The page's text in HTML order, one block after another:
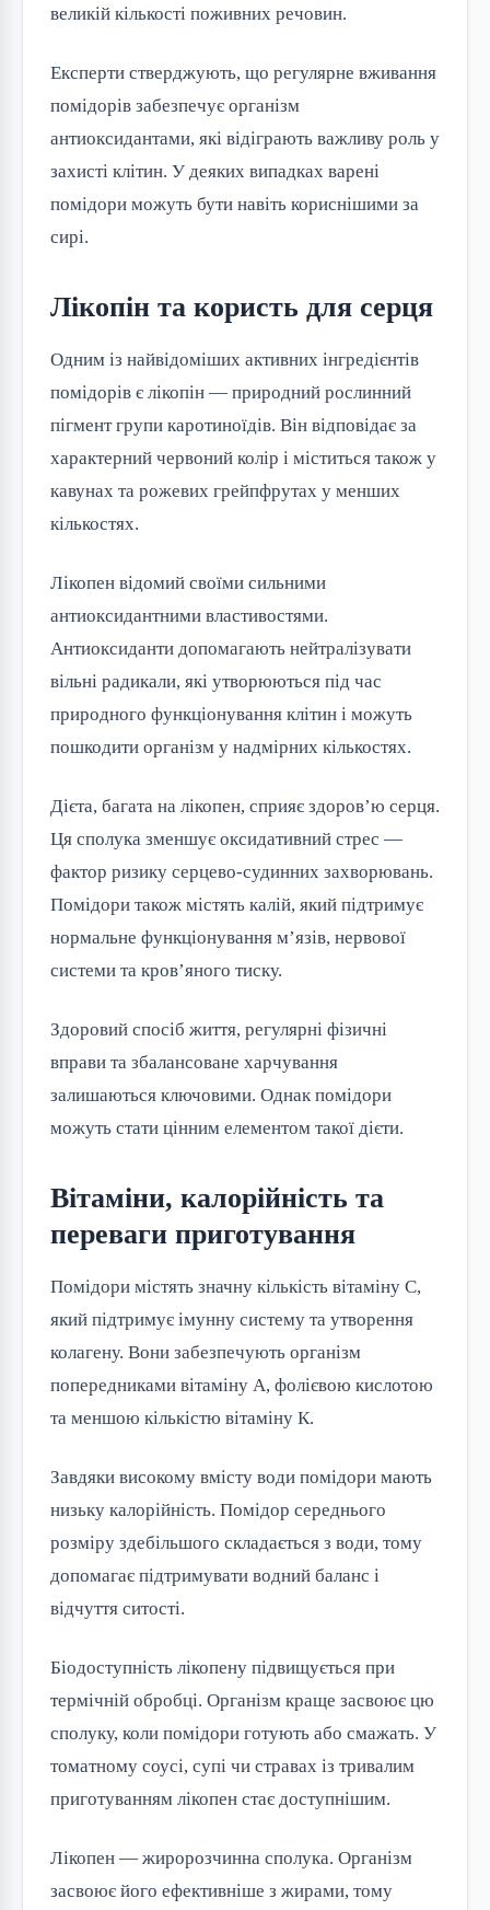
великій кількості поживних речовин.
Експерти стверджують, що регулярне вживання
помідорів забезпечує організм
антиоксидантами, які відіграють важливу роль у
захисті клітин. У деяких випадках варені
помідори можуть бути навіть кориснішими за
сирі.
Лікопін та користь для серця
Одним із найвідоміших активних інгредієнтів
помідорів є лікопін — природний рослинний
пігмент групи каротиноїдів. Він відповідає за
характерний червоний колір і міститься також у
кавунах та рожевих грейпфрутах у менших
кількостях.
Лікопен відомий своїми сильними
антиоксидантними властивостями.
Антиоксиданти допомагають нейтралізувати
вільні радикали, які утворюються під час
природного функціонування клітин і можуть
пошкодити організм у надмірних кількостях.
Дієта, багата на лікопен, сприяє здоров’ю серця.
Ця сполука зменшує оксидативний стрес —
фактор ризику серцево-судинних захворювань.
Помідори також містять калій, який підтримує
нормальне функціонування м’язів, нервової
системи та кров’яного тиску.
Здоровий спосіб життя, регулярні фізичні
вправи та збалансоване харчування
залишаються ключовими. Однак помідори
можуть стати цінним елементом такої дієти.
Вітаміни, калорійність та
переваги приготування
Помідори містять значну кількість вітаміну С,
який підтримує імунну систему та утворення
колагену. Вони забезпечують організм
попередниками вітаміну А, фолієвою кислотою
та меншою кількістю вітаміну К.
Завдяки високому вмісту води помідори мають
низьку калорійність. Помідор середнього
розміру здебільшого складається з води, тому
допомагає підтримувати водний баланс і
відчуття ситості.
Біодоступність лікопену підвищується при
термічній обробці. Організм краще засвоює цю
сполуку, коли помідори готують або смажать. У
томатному соусі, супі чи стравах із тривалим
приготуванням лікопен стає доступнішим.
Лікопен — жиророзчинна сполука. Організм
засвоює його ефективніше з жирами, тому